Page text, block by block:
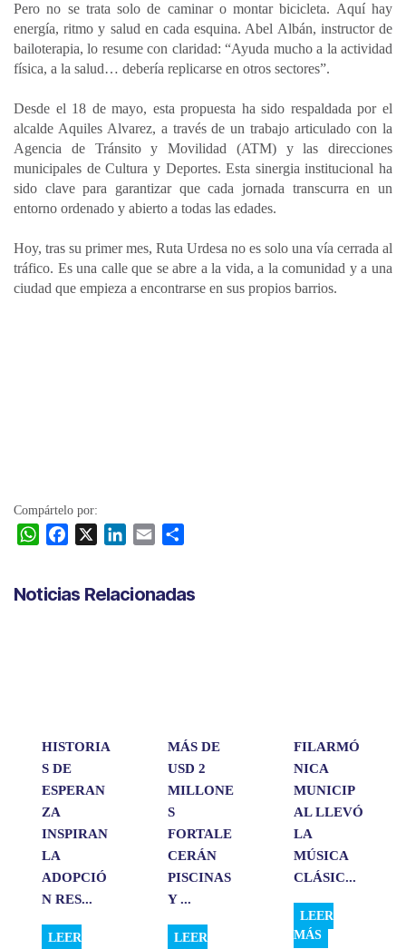
Pero no se trata solo de caminar o montar bicicleta. Aquí hay
energía, ritmo y salud en cada esquina. Abel Albán, instructor de
bailoterapia, lo resume con claridad: “Ayuda mucho a la actividad
física, a la salud… debería replicarse en otros sectores”.
Desde el 18 de mayo, esta propuesta ha sido respaldada por el
alcalde Aquiles Alvarez, a través de un trabajo articulado con la
Agencia de Tránsito y Movilidad (ATM) y las direcciones
municipales de Cultura y Deportes. Esta sinergia institucional ha
sido clave para garantizar que cada jornada transcurra en un
entorno ordenado y abierto a todas las edades.
Hoy, tras su primer mes, Ruta Urdesa no es solo una vía cerrada al
tráfico. Es una calle que se abre a la vida, a la comunidad y a una
ciudad que empieza a encontrarse en sus propios barrios.
Compártelo por:
W
t
e
k
i
p
Noticias Relacionadas
HISTORIA
S DE
ESPERAN
ZA
INSPIRAN
LA
ADOPCIÓ
N RES...
LEER
MÁS DE
USD 2
MILLONE
S
FORTALE
CERÁN
PISCINAS
Y ...
LEER
FILARMÓ
NICA
MUNICIP
AL LLEVÓ
LA
MÚSICA
CLÁSIC...
LEER
MÁS